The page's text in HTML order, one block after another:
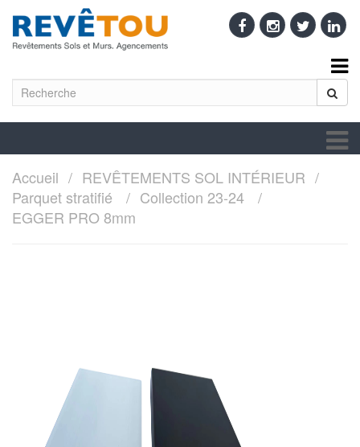
Accueil
REVÊTEMENTS SOL INTÉRIEUR
Parquet stratifié
Collection 23-24
EGGER PRO 8mm